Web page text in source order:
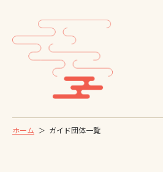
ホーム ガイド団体一覧